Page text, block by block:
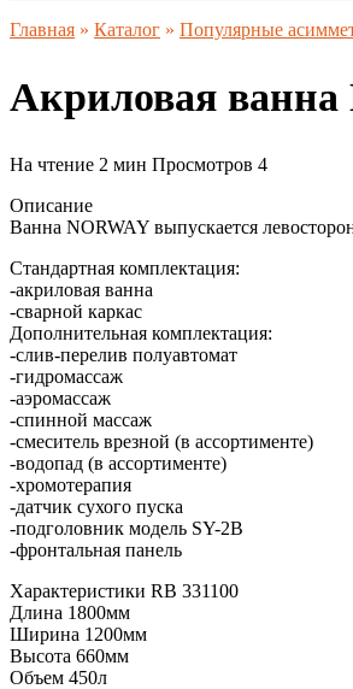
Главная » Каталог » Популярные
Акриловая ванна
На чтение 2 мин Просмотров 4
Описание
Ванна NORWAY выпускается
Стандартная комплектация:
-акриловая ванна
-сварной каркас
Дополнительная комплектация:
-слив-перелив полуавтомат
-гидромассаж
-аэромассаж
-спинной массаж
-смеситель врезной (в ассортименте)
-водопад (в ассортименте)
-хромотерапия
-датчик сухого пуска
-подголовник модель SY-2B
-фронтальная панель
Характеристики RB 331100
Длина 1800мм
Ширина 1200мм
Высота 660мм
Объем 450л